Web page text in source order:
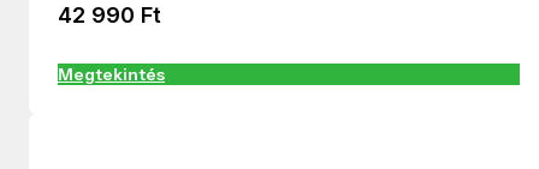
42 990 Ft
Megtekintés